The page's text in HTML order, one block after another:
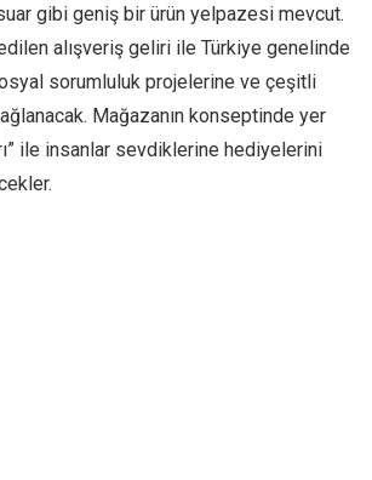
gibi geniş bir ürün yelpazesi mevcut.
alışveriş geliri ile Türkiye genelinde
sorumluluk projelerine ve çeşitli
Mağazanın konseptinde yer
ile insanlar sevdiklerine hediyelerini